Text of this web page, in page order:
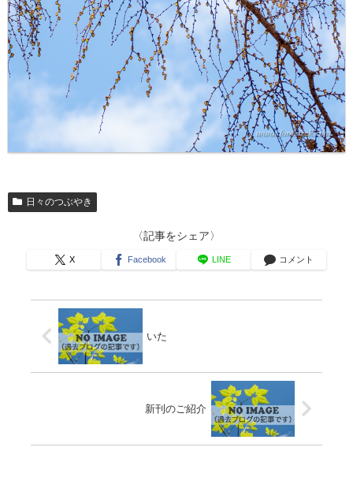
日々のつぶやき
〈記事をシェア〉
X Facebook LINE コメント
いた
新刊のご紹介